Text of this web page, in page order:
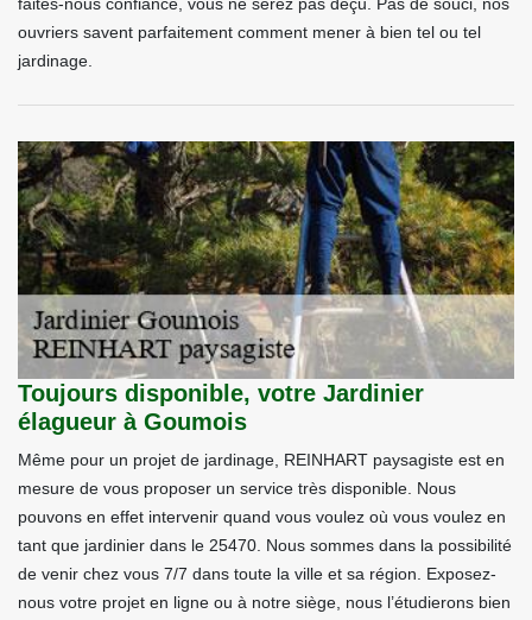
ouvriers savent parfaitement comment mener à bien tel ou tel
jardinage.
Toujours disponible, votre Jardinier
élagueur à Goumois
Même pour un projet de jardinage, REINHART paysagiste est en
mesure de vous proposer un service très disponible. Nous
pouvons en effet intervenir quand vous voulez où vous voulez en
tant que jardinier dans le 25470. Nous sommes dans la possibilité
de venir chez vous 7/7 dans toute la ville et sa région. Exposez-
nous votre projet en ligne ou à notre siège, nous l’étudierons bien